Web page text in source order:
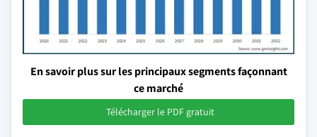
En savoir plus sur les principaux segments façonnant
ce marché
Télécharger le PDF gratuit